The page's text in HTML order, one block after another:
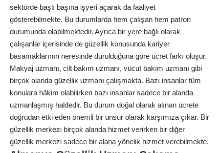
sektörde başlı başına işyeri açarak da faaliyet
gösterebilmekte. Bu durumlarda hem çalışan hem patron
durumunda olabilmektedir. Ayrıca bir yere bağlı olarak
çalışanlar içerisinde de güzellik konusunda kariyer
basamaklarının neresinde durulduğuna göre ücret farkı oluşur.
Makyaj uzmanı, cilt bakım uzmanı, vücut bakım uzmanı gibi
birçok alanda güzellik uzmanı çalışmakta. Bazı insanlar tüm
konulara hâkim olabilirken bazı insanlar sadece bir alanda
uzmanlaşmış haldedir. Bu durum doğal olarak alınan ücrete
doğrudan etki eden önemli bir unsur olarak karşımıza çıkar. Bir
güzellik merkezi birçok alanda hizmet verirken bir diğer
güzellik merkezi sadece bir alana yönelik hizmet verebilmekte.